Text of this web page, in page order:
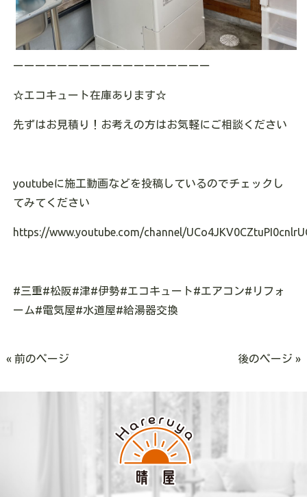
ーーーーーーーーーーーーーーーーーー
☆エコキュート在庫あります☆
先ずはお見積り！お考えの方はお気軽にご相談ください
youtubeに施工動画などを投稿しているのでチェックし
てみてください
https://www.youtube.com/channel/
#三重#松阪#津#伊勢#エコキュート#エアコン# リフォ
ーム#電気屋#水道屋#給湯器交換
« 前のページ 後のページ »